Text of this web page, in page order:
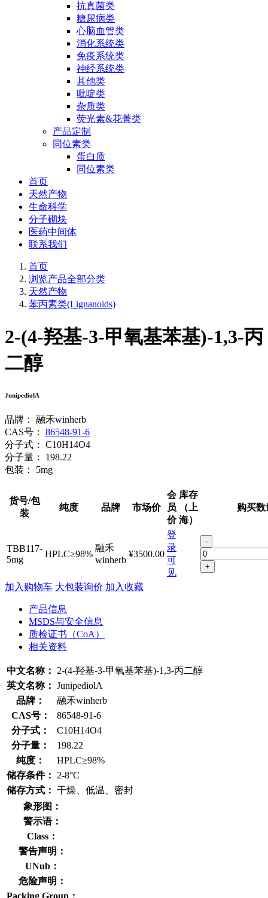
抗真菌类
糖尿病类
心脑血管类
消化系统类
免疫系统类
神经系统类
其他类
吡啶类
杂质类
荧光素&花菁类
产品定制
同位素类
蛋白质
同位素类
首页
天然产物
生命科学
分子砌块
医药中间体
联系我们
首页
浏览产品全部分类
天然产物
苯丙素类(Lignanoids)
2-(4-羟基-3-甲氧基苯基)-1,3-丙
二醇
JunipediolA
品牌：
融禾winherb
CAS号：
86548-91-6
分子式：
C10H14O4
分子量：
198.22
包装：
5mg
货号/包
装
纯度 品牌 市场价
会
员
价
库存
（上
海）
购买数
TBB117-
5mg
HPLC≥98%
融禾
winherb
¥3500.00
登
录
可
见
-
+
加入购物车 大包装询价 加入收藏
产品信息
MSDS与安全信息
质检证书（CoA）
相关资料
中文名称： 2-(4-羟基-3-甲氧基苯基)-1,3-丙二醇
英文名称： JunipediolA
品牌：
融禾winherb
CAS号：
86548-91-6
分子式：
C10H14O4
分子量：
198.22
纯度：
HPLC≥98%
储存条件： 2-8°C
储存方式： 干燥、低温、密封
象形图：
警示语：
Class：
警告声明：
UNub：
危险声明：